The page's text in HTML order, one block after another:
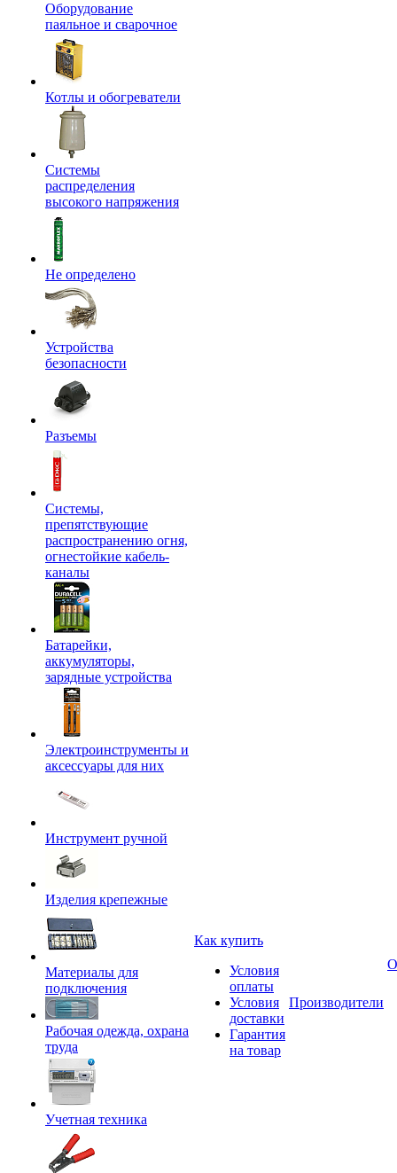
Оборудование
паяльное и сварочное
Котлы и обогреватели
Системы
распределения
высокого напряжения
Не определено
Устройства
безопасности
Разъемы
Системы,
препятствующие
распространению огня,
огнестойкие кабель-
каналы
Батарейки,
аккумуляторы,
зарядные устройства
Электроинструменты и
аксессуары для них
Инструмент ручной
Изделия крепежные
Материалы для
подключения
Рабочая одежда, охрана
труда
Учетная техника
Как купить
Условия
оплаты
Условия
доставки
Гарантия
на товар
Производители